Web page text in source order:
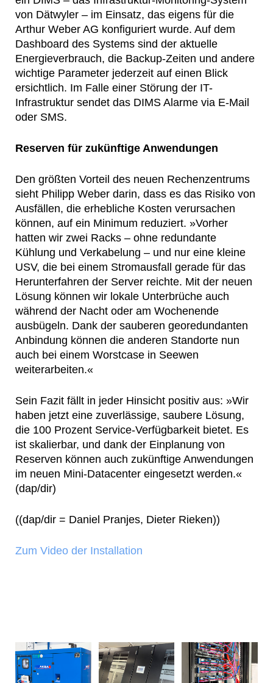
von Dätwyler – im Einsatz, das eigens für die
Arthur Weber AG konfiguriert wurde. Auf dem
Dashboard des Systems sind der aktuelle
Energieverbrauch, die Backup-Zeiten und andere
wichtige Parameter jederzeit auf einen Blick
ersichtlich. Im Falle einer Störung der IT-
Infrastruktur sendet das DIMS Alarme via E-Mail
oder SMS.
Reserven für zukünftige Anwendungen
Den größten Vorteil des neuen Rechenzentrums
sieht Philipp Weber darin, dass es das Risiko von
Ausfällen, die erhebliche Kosten verursachen
können, auf ein Minimum reduziert. »Vorher
hatten wir zwei Racks – ohne redundante
Kühlung und Verkabelung – und nur eine kleine
USV, die bei einem Stromausfall gerade für das
Herunterfahren der Server reichte. Mit der neuen
Lösung können wir lokale Unterbrüche auch
während der Nacht oder am Wochenende
ausbügeln. Dank der sauberen georedundanten
Anbindung können die anderen Standorte nun
auch bei einem Worstcase in Seewen
weiterarbeiten.«
Sein Fazit fällt in jeder Hinsicht positiv aus: »Wir
haben jetzt eine zuverlässige, saubere Lösung,
die 100 Prozent Service-Verfügbarkeit bietet. Es
ist skalierbar, und dank der Einplanung von
Reserven können auch zukünftige Anwendungen
im neuen Mini-Datacenter eingesetzt werden.«
(dap/dir)
((dap/dir = Daniel Pranjes, Dieter Rieken))
Zum Video der Installation